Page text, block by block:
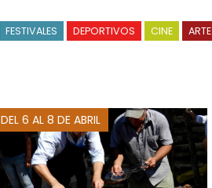
FESTIVALES DEPORTIVOS CINE ARTE
DEL 6 AL 8 DE ABRIL